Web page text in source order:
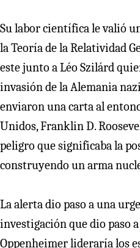
Su labor científica le valió
la Teoría de la Relatividad
este junto a Léo Szilárd
invasión de la Alemania
enviaron una carta al
Unidos, Franklin D.
peligro que significaba la
construyendo un arma
La alerta dio paso a una
investigación que dio paso
Oppenheimer lideraría los